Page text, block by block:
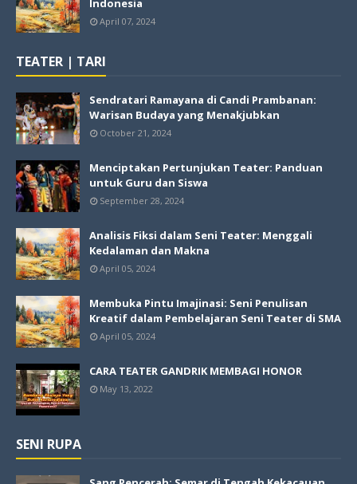
Indonesia
April 07, 2024
TEATER | TARI
Sendratari Ramayana di Candi Prambanan:
Warisan Budaya yang Menakjubkan
October 21, 2024
Menciptakan Pertunjukan Teater: Panduan
untuk Guru dan Siswa
September 28, 2024
Analisis Fiksi dalam Seni Teater: Menggali
Kedalaman dan Makna
April 05, 2024
Membuka Pintu Imajinasi: Seni Penulisan
Kreatif dalam Pembelajaran Seni Teater di SMA
April 05, 2024
CARA TEATER GANDRIK MEMBAGI HONOR
May 13, 2022
SENI RUPA